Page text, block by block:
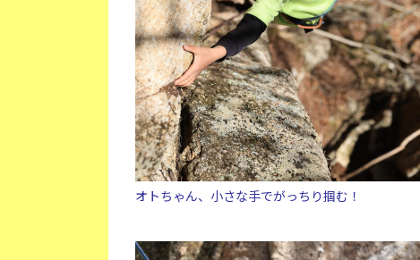
オトちゃん、小さな手でがっちり掴む！